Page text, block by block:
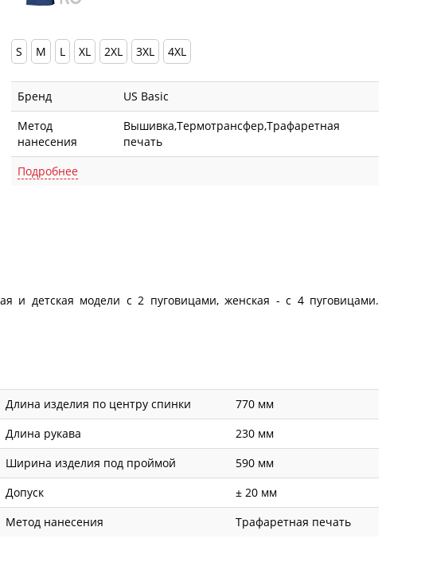
S M L XL 2XL 3XL 4XL
Бренд
US Basic
Метод
нанесения
Вышивка,Термотрансфер,Трафаретная
печать
Подробнее
и детская модели с 2 пуговицами, женская - с 4 пуговицами.
Длина изделия по центру спинки
770 мм
Длина рукава
230 мм
Ширина изделия под проймой
590 мм
Допуск
± 20 мм
Метод нанесения
Трафаретная печать